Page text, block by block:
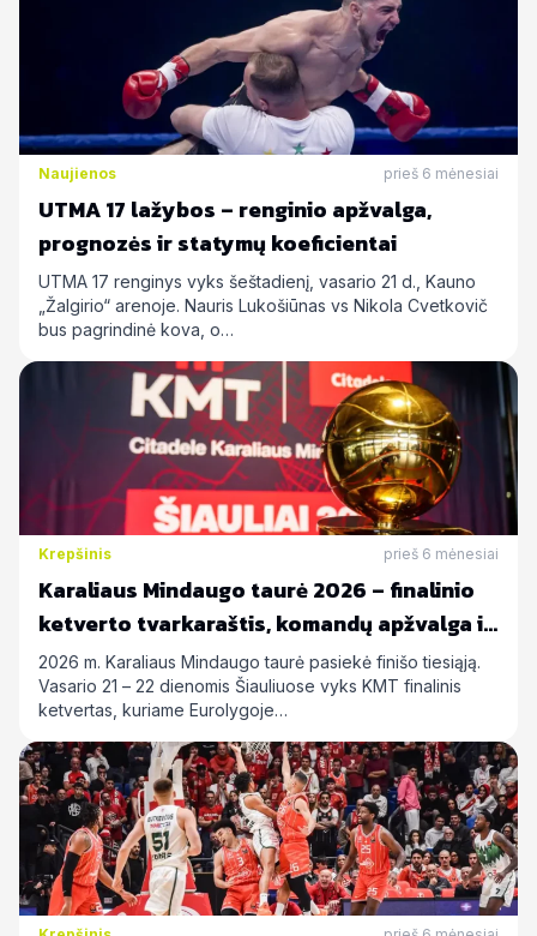
Naujienos prieš 6 mėnesiai
UTMA 17 lažybos – renginio apžvalga,
prognozės ir statymų koeficientai
UTMA 17 renginys vyks šeštadienį, vasario 21 d., Kauno
„Žalgirio“ arenoje. Nauris Lukošiūnas vs Nikola Cvetkovič
bus pagrindinė kova, o…
Krepšinis prieš 6 mėnesiai
Karaliaus Mindaugo taurė 2026 – finalinio
ketverto tvarkaraštis, komandų apžvalga ir
statymų prognozės
2026 m. Karaliaus Mindaugo taurė pasiekė finišo tiesiąją.
Vasario 21 – 22 dienomis Šiauliuose vyks KMT finalinis
ketvertas, kuriame Eurolygoje…